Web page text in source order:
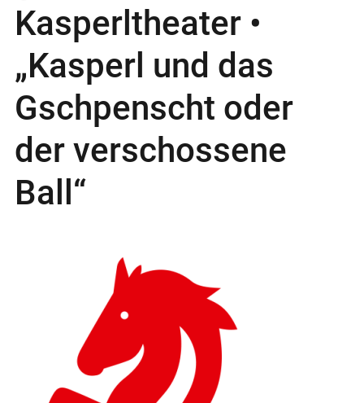
Kasperltheater •
„Kasperl und das
Gschpenscht oder
der verschossene
Ball“